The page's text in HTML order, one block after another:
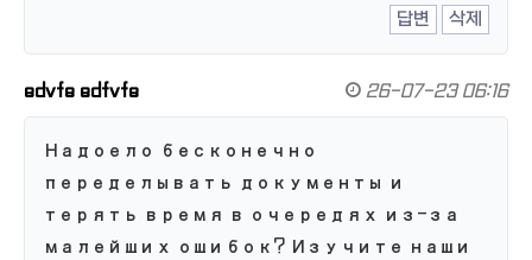
답변
삭제
edvfe edfvfe 26-07-23 06:16
Надоело бесконечно
переделывать документы и
терять время в очередях из-за
малейших ошибок? Изучите наши